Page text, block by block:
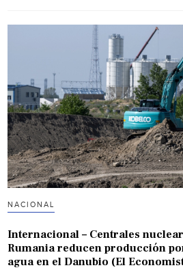
NACIONAL
Internacional – Centrales
Rumania reducen producción
agua en el Danubio (El